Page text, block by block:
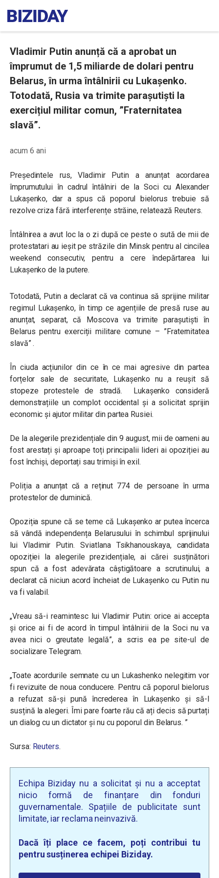
Vladimir Putin anunță că a aprobat un
împrumut de 1,5 miliarde de dolari pentru
Belarus, în urma întâlnirii cu Lukașenko.
Totodată, Rusia va trimite parașutiști la
exercițiul militar comun, ”Fraternitatea
slavă”.
acum 6 ani
Președintele rus, Vladimir Putin a anunțat acordarea
împrumutului în cadrul întâlniri de la Soci cu Alexander
Lukașenko, dar a spus că poporul bielorus trebuie să
rezolve criza fără interferențe străine, relatează Reuters.
Întâlnirea a avut loc la o zi după ce peste o sută de mii de
protestatari au ieșit pe străzile din Minsk pentru al cincilea
weekend consecutiv, pentru a cere îndepărtarea lui
Lukașenko de la putere.
Totodată, Putin a declarat că va continua să sprijine militar
regimul Lukașenko, în timp ce agențiile de presă ruse au
anunțat, separat, că Moscova va trimite parașutiști în
Belarus pentru exerciții militare comune – ”Fraternitatea
slavă” .
În ciuda acțiunilor din ce în ce mai agresive din partea
forțelor sale de securitate, Lukașenko nu a reușit să
stopeze protestele de stradă. Lukașenko consideră
demonstrațiile un complot occidental și a solicitat sprijin
economic și ajutor militar din partea Rusiei.
De la alegerile prezidențiale din 9 august, mii de oameni au
fost arestați și aproape toți principalii lideri ai opoziției au
fost închiși, deportați sau trimiși în exil.
Poliția a anunțat că a reținut 774 de persoane în urma
protestelor de duminică.
Opoziția spune că se teme că Lukașenko ar putea încerca
să vândă independența Belarusului în schimbul sprijinului
lui Vladimir Putin. Sviatlana Tsikhanouskaya, candidata
opoziției la alegerile prezidențiale, ai cărei susținători
spun că a fost adevărata câștigătoare a scrutinului, a
declarat că niciun acord încheiat de Lukașenko cu Putin nu
va fi valabil.
„Vreau să-i reamintesc lui Vladimir Putin: orice ai accepta
și orice ai fi de acord în timpul întâlnirii de la Soci nu va
avea nici o greutate legală”, a scris ea pe site-ul de
socializare Telegram.
„Toate acordurile semnate cu un Lukashenko nelegitim vor
fi revizuite de noua conducere. Pentru că poporul bielorus
a refuzat să-și pună încrederea în Lukașenko și să-l
susțină la alegeri. Îmi pare foarte rău că ați decis să purtați
un dialog cu un dictator și nu cu poporul din Belarus. ”
Sursa: Reuters.
Echipa Biziday nu a solicitat și nu a acceptat
nicio formă de finanțare din fonduri
guvernamentale. Spațiile de publicitate sunt
limitate, iar reclama neinvazivă.
Dacă îți place ce facem, poți contribui tu
pentru susținerea echipei Biziday.